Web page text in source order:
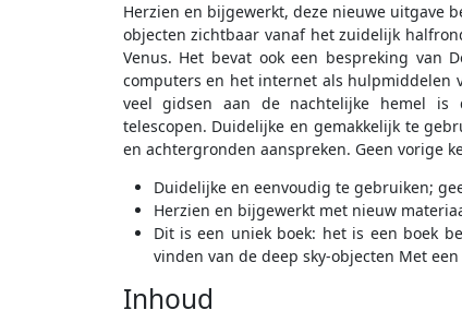
Herzien en bijgewerkt, deze nieuwe uitgave
objecten zichtbaar vanaf het zuidelijk
Venus. Het bevat ook een bespreking van
computers en het internet als hulpmiddelen
veel gidsen aan de nachtelijke hemel is
telescopen. Duidelijke en gemakkelijk te
en achtergronden aanspreken. Geen vorige
Duidelijke en eenvoudig te gebruiken;
Herzien en bijgewerkt met nieuw
Dit is een uniek boek: het is een boek
vinden van de deep sky-objecten Met
Inhoud